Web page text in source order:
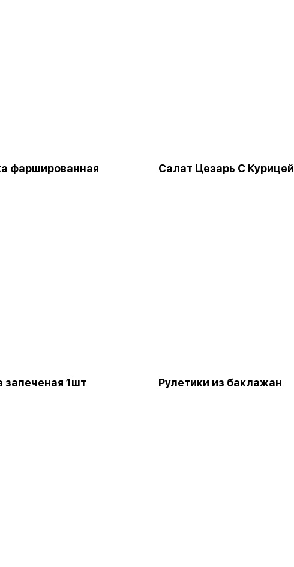
фаршированная Салат Цезарь С Курицей
запеченая 1шт Рулетики из баклажан